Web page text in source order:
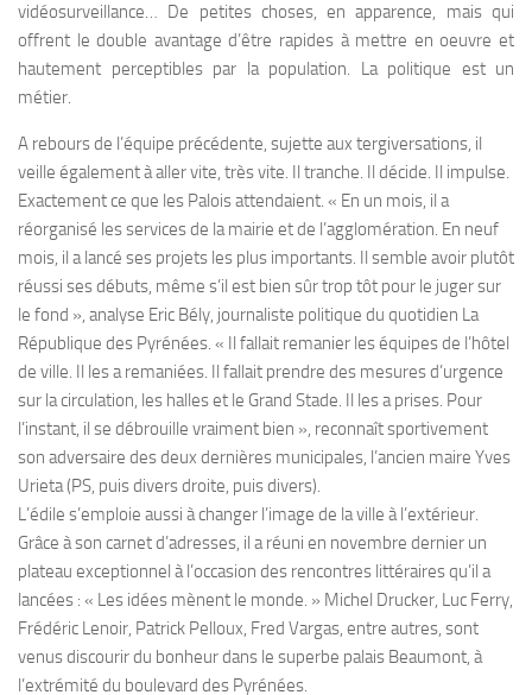
vidéosurveillance… De petites choses, en apparence, mais qui
offrent le double avantage d’être rapides à mettre en oeuvre et
hautement perceptibles par la population. La politique est un
métier.
A rebours de l’équipe précédente, sujette aux tergiversations, il
veille également à aller vite, très vite. Il tranche. Il décide. Il impulse.
Exactement ce que les Palois attendaient. « En un mois, il a
réorganisé les services de la mairie et de l’agglomération. En neuf
mois, il a lancé ses projets les plus importants. Il semble avoir plutôt
réussi ses débuts, même s’il est bien sûr trop tôt pour le juger sur
le fond », analyse Eric Bély, journaliste politique du quotidien La
République des Pyrénées. « Il fallait remanier les équipes de l’hôtel
de ville. Il les a remaniées. Il fallait prendre des mesures d’urgence
sur la circulation, les halles et le Grand Stade. Il les a prises. Pour
l’instant, il se débrouille vraiment bien », reconnaît sportivement
son adversaire des deux dernières municipales, l’ancien maire Yves
Urieta (PS, puis divers droite, puis divers).
L’édile s’emploie aussi à changer l’image de la ville à l’extérieur.
Grâce à son carnet d’adresses, il a réuni en novembre dernier un
plateau exceptionnel à l’occasion des rencontres littéraires qu’il a
lancées : « Les idées mènent le monde. » Michel Drucker, Luc Ferry,
Frédéric Lenoir, Patrick Pelloux, Fred Vargas, entre autres, sont
venus discourir du bonheur dans le superbe palais Beaumont, à
l’extrémité du boulevard des Pyrénées.